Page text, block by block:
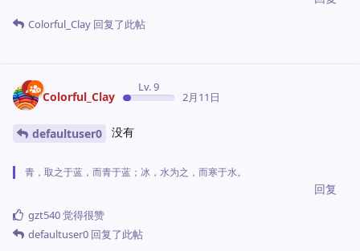
Colorful_Clay 回复了此帖
Colorful_Clay
Lv. 9
2月11日
defaultuser0 没有
青，取之于蓝，而青于蓝；冰，水为之，而寒于水。
回复
gzt540觉得很赞
defaultuser0 回复了此帖